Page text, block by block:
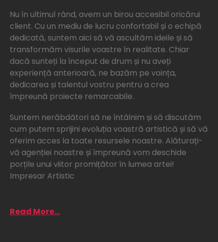
Nu în ultimul rând, avem un birou accesibil oricărui
client. Cu un mediu de lucru confortabil și o echipă
dedicată, suntem aici să vă ascultăm ideile și să
transformăm visurile voastre în realitate. Chiar
dacă sunteți la început de drum și nu aveți
experiență anterioară, ne bazăm pe voința,
dedicarea și talentul vostru pentru a crea
împreună proiecte remarcabile.
Suntem nerăbdători să ne întâlnim și să discutăm
cum putem sprijini evoluția voastră artistică și să vă
oferim acces la toate resursele noastre. Alăturați-
vă agenției noastre și împreună vom deschide
porțile unui viitor promițător în lumea artei!
Impresar Artistic
Read More...